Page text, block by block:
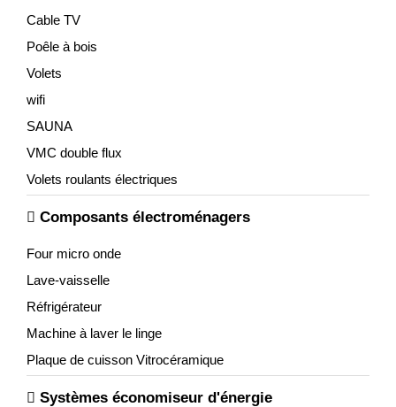
Cable TV
Poêle à bois
Volets
wifi
SAUNA
VMC double flux
Volets roulants électriques
Composants électroménagers
Four micro onde
Lave-vaisselle
Réfrigérateur
Machine à laver le linge
Plaque de cuisson Vitrocéramique
Systèmes économiseur d'énergie